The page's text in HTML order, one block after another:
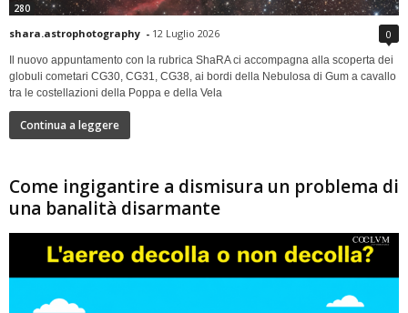
280
shara.astrophotography - 12 Luglio 2026 0
Il nuovo appuntamento con la rubrica ShaRA ci accompagna alla scoperta dei
globuli cometari CG30, CG31, CG38, ai bordi della Nebulosa di Gum a cavallo
tra le costellazioni della Poppa e della Vela
Continua a leggere
Come ingigantire a dismisura un problema di
una banalità disarmante